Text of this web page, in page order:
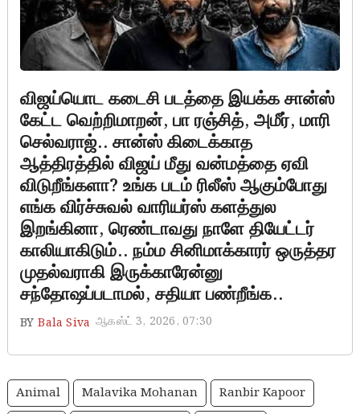
விஜய்யொட கடைசி படத்தை இயக்க சான்ஸ்
கேட்ட வெற்றிமாறன், பா ரஞ்சித், அமீர், மாரி
செல்வராஜ்.. சான்ஸ் கிடைக்காத
ஆத்திரத்தில் விஜய் மீது வன்மத்தை ஏவி
விடுறீங்களா? உங்க படம் ரிலீஸ் ஆகும்போது
எங்க விர்ச்சுவல் வாரியர்ஸ் களத்துல
இறங்கினா, ரெண்டாவது நாளே தியேட்டர்
காலியாகிடும்.. நம்ம சினிமாக்காரர் ஒருத்தர
முதல்வராகி இருக்காரேன்னு
சந்தோஷப்படாமல், சதியா பண்றீங்க..
BY Bala Siva ஆகஸ்ட் 3, 2026, 07:30
Animal Malavika Mohanan
Ranbir Kapoor